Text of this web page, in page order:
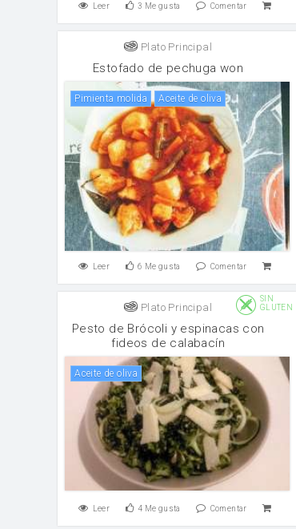
Leer 3 Me gusta Comentar
Plato Principal
Estofado de pechuga won
Pimienta molida aceite de oliva
Leer 6 Me gusta Comentar
Plato Principal
SIN
GLUTEN
Pesto de Brócoli y espinacas con
fideos de calabacín
aceite de oliva
Leer 4 Me gusta Comentar